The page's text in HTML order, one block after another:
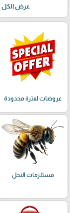
عرض الكل
عروضات لفترة محدودة
مستلزمات النحل